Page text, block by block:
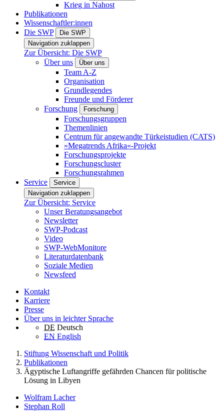
Krieg in Nahost
Publikationen
Wissenschaftler:innen
Die SWP
Die SWP
Navigation zuklappen
Zur Übersicht: Die SWP
Über uns
Über uns
Team A-Z
Organisation
Grundlegendes
Freunde und Förderer
Forschung
Forschung
Forschungsgruppen
Themenlinien
Centrum für angewandte Türkeistudien (CATS)
»Megatrends Afrika«-Projekt
Forschungsprojekte
Forschungscluster
Forschungsrahmen
Service
Service
Navigation zuklappen
Zur Übersicht: Service
Unser Beratungsangebot
Newsletter
SWP-Podcast
Video
SWP-WebMonitore
Literaturdatenbank
Soziale Medien
Newsfeed
Kontakt
Karriere
Presse
Über uns in leichter Sprache
DE Deutsch
EN English
Stiftung Wissenschaft und Politik
Publikationen
Ägyptische Luftangriffe gefährden Chancen für politische
Lösung in Libyen
Wolfram Lacher
Stephan Roll